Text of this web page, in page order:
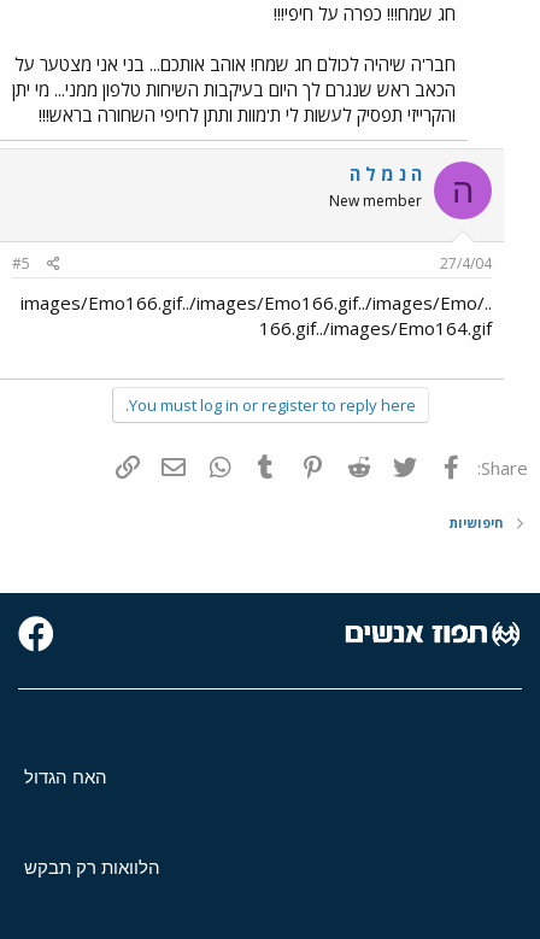
חג שמח!!! כפרה על חיפי!!!
חבר'ה שיהיה לכולם חג שמח! אוהב אותכם... בני אני מצטער על
הכאב ראש שנגרם לך היום בעיקבות השיחות טלפון ממני... מי יתן
והקרייזי תפסיק לעשות לי ת'מוות ותתן לחיפי השחורה בראש!!!
ה ה נ מ ל ה
New member
27/4/04
#5
../images/Emo166.gif../images/Emo166.gif../images/Emo
166.gif../images/Emo164.gif
You must log in or register to reply here.
Share: פייסבוק Twitter
Reddit
Pinterest
Tumblr
WhatsAppדואר אלקטרוני
חיפושיות
האח הגדול
הלוואות רק תבקש